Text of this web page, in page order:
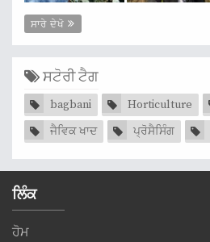
ਸਾਰੇ ਦੇਖੋ
ਸਟੋਰੀ ਟੈਗ
bagbani Horticulture
ਜੈਵਿਕ ਖਾਦ
ਪ੍ਰੋਸੈਸਿੰਗ
ਲਿੰਕ
ਹੋਮ